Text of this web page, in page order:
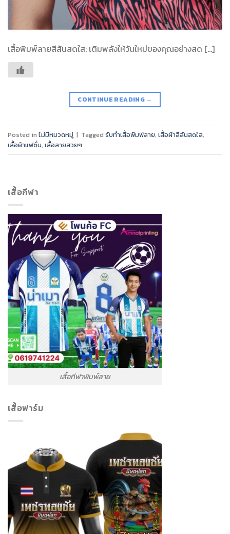
เสื้อพิมพ์ลายสีสันสดใส: เติมพลังให้วันใหม่ของคุณอย่างสด […]
CONTINUE READING →
Posted in ไม่มีหมวดหมู่ | Tagged รับทำเสื้อพิมพ์ลาย, เสื้อผ้าสีสันสดใส,
เสื้อผ้าแฟชั่น, เสื้อลายสวยๆ
เสื้อกีฬา
เสื้อกีฬาพิมพ์ลาย
เสื้อฟาร์ม